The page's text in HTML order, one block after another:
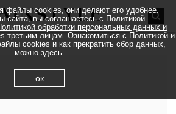
файлы cookies, они делают его удобнее.
сайта, вы соглашаетесь с Политикой
обработки персональных данных и
третьим лицам. Ознакомиться с Политикой и
cookies и как прекратить сбор данных,
можно здесь.
ок